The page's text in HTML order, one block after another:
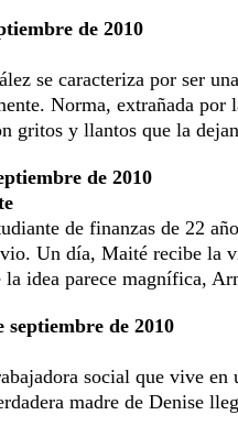
de 2010
se caracteriza por ser
Norma, extrañada
gritos y llantos que la
de 2010
de finanzas de 22
Un día, Maité recibe la
idea parece magnífica,
septiembre de 2010
social que vive
madre de Denise